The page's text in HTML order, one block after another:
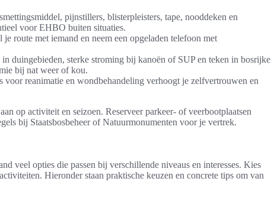
pijnstillers, blisterpleisters, tape, nooddeken en
voor EHBO buiten situaties.
route met iemand en neem een opgeladen telefoon met
duingebieden, sterke stroming bij kanoën of SUP en teken in bosrijke
bij nat weer of kou.
reanimatie en wondbehandeling verhoogt je zelfvertrouwen en
op activiteit en seizoen. Reserveer parkeer- of veerbootplaatsen
bij Staatsbosbeheer of Natuurmonumenten voor je vertrek.
veel opties die passen bij verschillende niveaus en interesses. Kies
Hieronder staan praktische keuzen en concrete tips om van